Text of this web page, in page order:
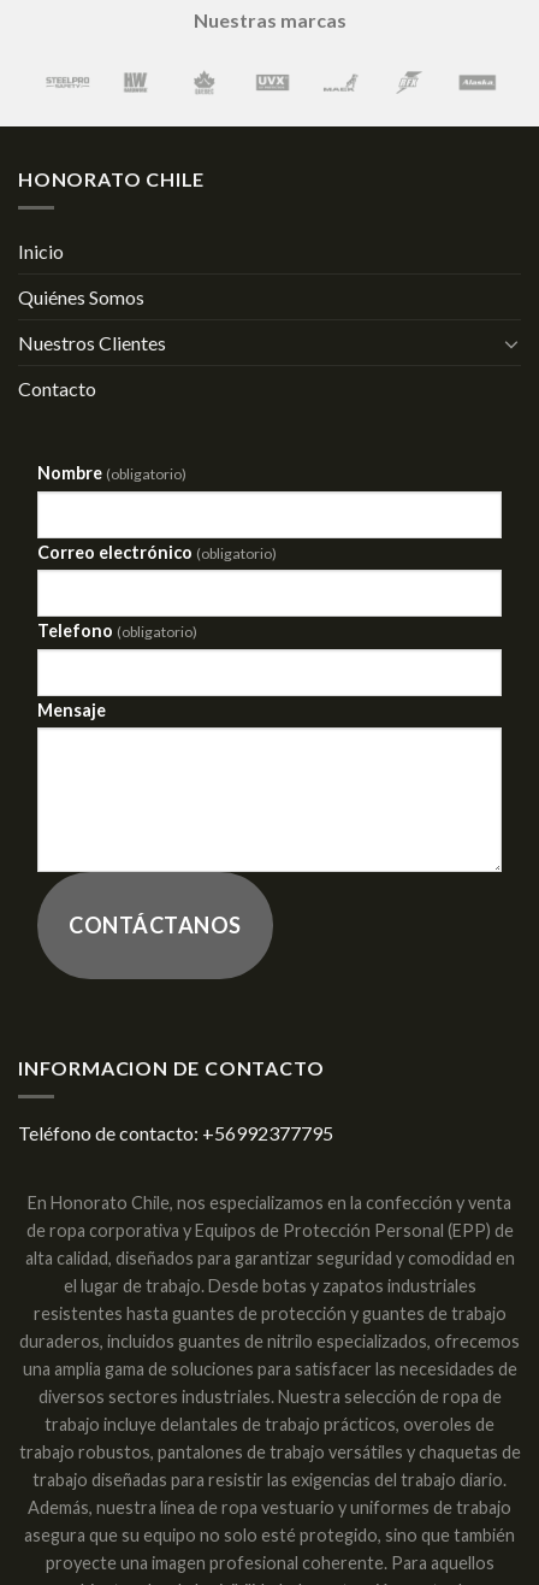
Nuestras marcas
HONORATO CHILE
Inicio
Quiénes Somos
Nuestros Clientes
Contacto
Nombre (obligatorio)
Correo electrónico (obligatorio)
Telefono (obligatorio)
Mensaje
CONTÁCTANOS
INFORMACION DE CONTACTO
Teléfono de contacto: +56992377795
En Honorato Chile, nos especializamos en la confección y venta
de ropa corporativa y Equipos de Protección Personal (EPP) de
alta calidad, diseñados para garantizar seguridad y comodidad en
el lugar de trabajo. Desde botas y zapatos industriales
resistentes hasta guantes de protección y guantes de trabajo
duraderos, incluidos guantes de nitrilo especializados, ofrecemos
una amplia gama de soluciones para satisfacer las necesidades de
diversos sectores industriales. Nuestra selección de ropa de
trabajo incluye delantales de trabajo prácticos, overoles de
trabajo robustos, pantalones de trabajo versátiles y chaquetas de
trabajo diseñadas para resistir las exigencias del trabajo diario.
Además, nuestra línea de ropa vestuario y uniformes de trabajo
asegura que su equipo no solo esté protegido, sino que también
proyecte una imagen profesional coherente. Para aquellos